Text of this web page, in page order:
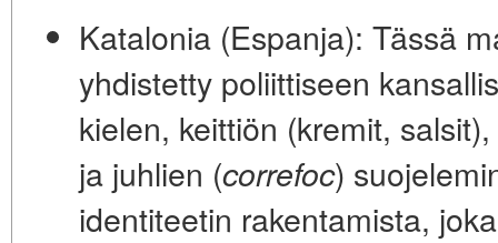
Katalonia (Espanja): Tässä
yhdistetty poliittiseen
kielen, keittiön (kremit,
ja juhlien (correfoc)
identiteetin rakentamista,